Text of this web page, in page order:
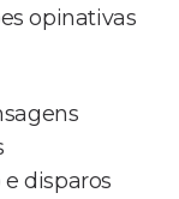
opinativas
disparos